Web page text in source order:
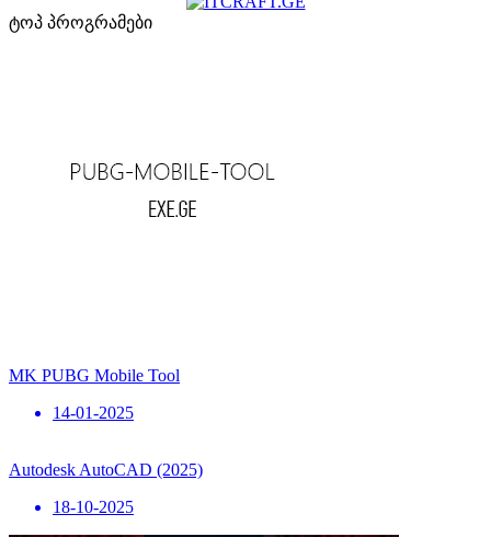
ტოპ პროგრამები
MK PUBG Mobile Tool
14-01-2025
Autodesk AutoCAD (2025)
18-10-2025